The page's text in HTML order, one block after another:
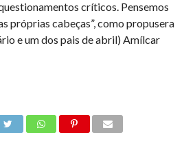
críticos. Pensemos
próprias cabeças”, como propusera
e um dos pais de abril) Amílcar